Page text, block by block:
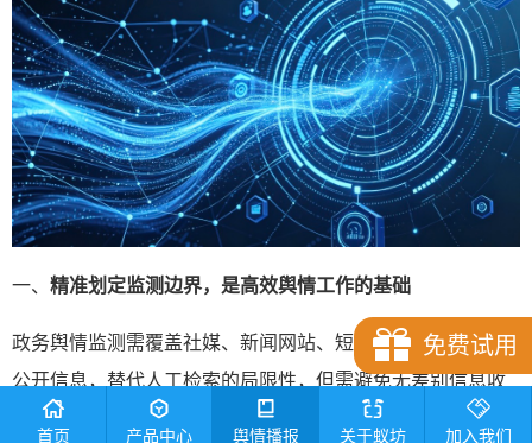
一、 精准划定监测边界，是高效舆情工作的基础
政务舆情监测需覆盖社媒、新闻网站、短视频平台等多渠道
公开信息，替代人工检索的局限性，但需避免无差别信息收
集。蚁坊软件网络舆情监测分析系统
支持自定义监测维度与
免费试用
首页 产品中心 舆情播报 关于蚁坊 加入我们